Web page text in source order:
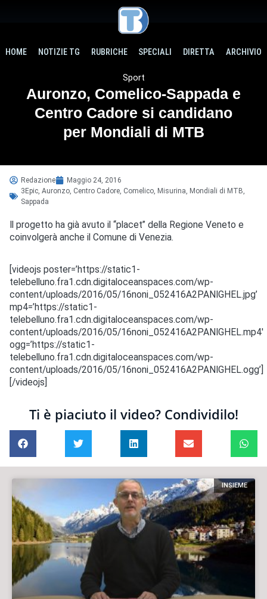
HOME NOTIZIE TG RUBRICHE SPECIALI DIRETTA ARCHIVIO
Sport
Auronzo, Comelico-Sappada e
Centro Cadore si candidano
per Mondiali di MTB
Redazione
Maggio 24, 2016
3Epic Auronzo Centro Cadore Comelico Misurina Mondiali di MTB
Sappada
Il progetto ha già avuto il “placet” della Regione Veneto e
coinvolgerà anche il Comune di Venezia.
[videojs poster=’https://static1-
telebelluno.fra1.cdn.digitaloceanspaces.com/wp-
content/uploads/2016/05/16noni_052416A2PANIGHEL.jpg’
mp4=’https://static1-
telebelluno.fra1.cdn.digitaloceanspaces.com/wp-
content/uploads/2016/05/16noni_052416A2PANIGHEL.mp4′
ogg=’https://static1-
telebelluno.fra1.cdn.digitaloceanspaces.com/wp-
content/uploads/2016/05/16noni_052416A2PANIGHEL.ogg’]
[/videojs]
Ti è piaciuto il video? Condividilo!
INSIEME